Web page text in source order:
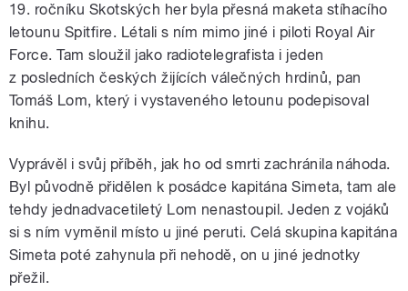
19. ročníku Skotských her byla přesná maketa stíhacího
letounu Spitfire. Létali s ním mimo jiné i piloti Royal Air
Force. Tam sloužil jako radiotelegrafista i jeden
z posledních českých žijících válečných hrdinů, pan
Tomáš Lom, který i vystaveného letounu podepisoval
knihu.
Vyprávěl i svůj příběh, jak ho od smrti zachránila náhoda.
Byl původně přidělen k posádce kapitána Simeta, tam ale
tehdy jednadvacetiletý Lom nenastoupil. Jeden z vojáků
si s ním vyměnil místo u jiné peruti. Celá skupina kapitána
Simeta poté zahynula při nehodě, on u jiné jednotky
přežil.